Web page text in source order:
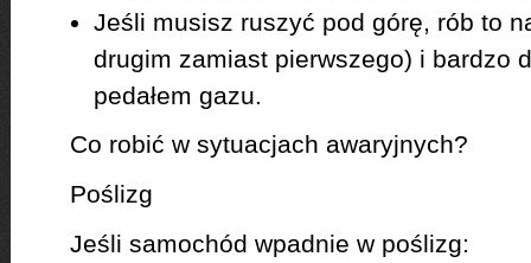
Jeśli musisz ruszyć pod górę, rób to
drugim zamiast pierwszego) i bardzo
pedałem gazu.
Co robić w sytuacjach awaryjnych?
Poślizg
Jeśli samochód wpadnie w poślizg: